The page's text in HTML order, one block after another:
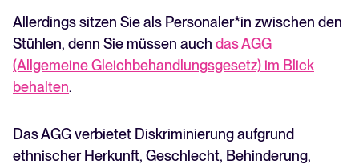
Allerdings sitzen Sie als Personaler*in zwischen den
Stühlen, denn Sie müssen auch das AGG
(Allgemeine Gleichbehandlungsgesetz) im Blick
behalten.
Das AGG verbietet Diskriminierung aufgrund
ethnischer Herkunft, Geschlecht, Behinderung,